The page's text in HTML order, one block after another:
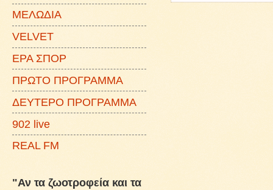
ΜΕΛΩΔΙΑ
VELVET
ΕΡΑ ΣΠΟΡ
ΠΡΩΤΟ ΠΡΟΓΡΑΜΜΑ
ΔΕΥΤΕΡΟ ΠΡΟΓΡΑΜΜΑ
902 live
REAL FM
"Αν τα ζωοτροφεία και τα